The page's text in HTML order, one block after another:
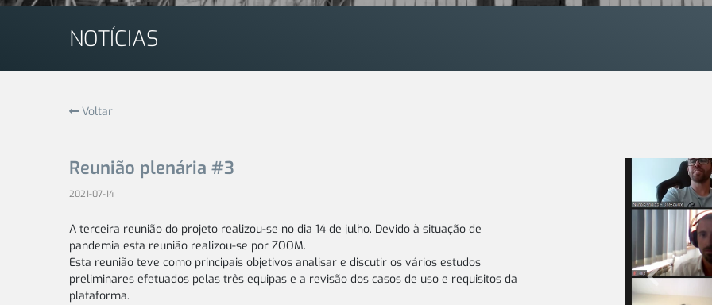
NOTÍCIAS
Voltar
Reunião plenária #3
2021-07-14
A terceira reunião do projeto realizou-se no dia 14 de julho. Devido à situação de
pandemia esta reunião realizou-se por ZOOM.
Esta reunião teve como principais objetivos analisar e discutir os vários estudos
preliminares efetuados pelas três equipas e a revisão dos casos de uso e requisitos da
plataforma.